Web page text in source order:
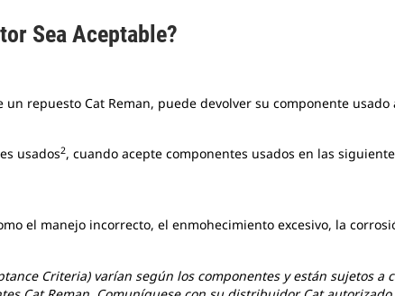
Sea Aceptable?
repuesto Cat Reman, puede devolver su componente
usados2, cuando acepte componentes usados en las
el manejo incorrecto, el enmohecimiento excesivo, la
Criteria) varían según los componentes y están sujetos a